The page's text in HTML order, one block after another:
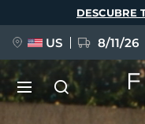
DESCUBRE
US 8/11/26